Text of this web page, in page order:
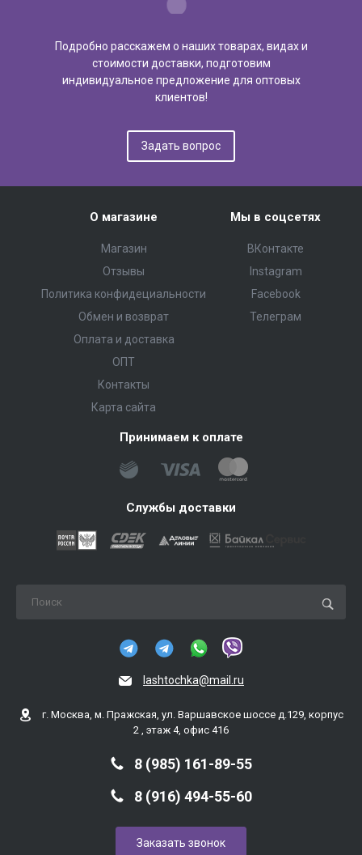
Подробно расскажем о наших товарах, видах и
стоимости доставки, подготовим
индивидуальное предложение для оптовых
клиентов!
Задать вопрос
О магазине
Магазин
Отзывы
Политика конфидециальности
Обмен и возврат
Оплата и доставка
ОПТ
Контакты
Карта сайта
Мы в соцсетях
ВКонтакте
Instagram
Facebook
Телеграм
Принимаем к оплате
Службы доставки
lashtochka@mail.ru
г. Москва, м. Пражская, ул. Варшавское шоссе д.129, корпус
2 , этаж 4, офис 416
8 (985) 161-89-55
8 (916) 494-55-60
Заказать звонок